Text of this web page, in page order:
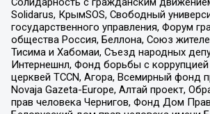
Solidarus, КрымSOS, Свободный
государственного управления, Форум
общества Россия, Беллона, Союз
Тисима и Хабомаи, Съезд народных
Интернешнл, Фонд борьбы с
церквей TCCN, Агора, Всемирный фонд
Novaja Gazeta-Europe, Алтай проект,
прав человека Чернигов, Фонд Дом